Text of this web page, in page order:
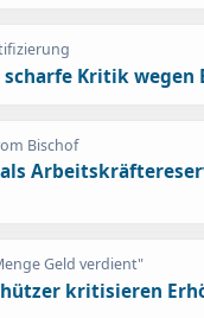
Kritik wegen
Bischof
als
Geld verdient"
kritisieren